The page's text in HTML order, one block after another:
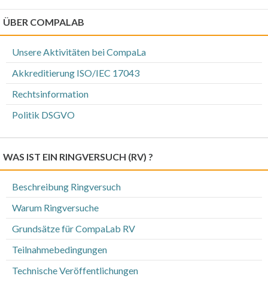
ÜBER COMPALAB
Unsere Aktivitäten bei CompaLa
Akkreditierung ISO/IEC 17043
Rechtsinformation
Politik DSGVO
WAS IST EIN RINGVERSUCH (RV) ?
Beschreibung Ringversuch
Warum Ringversuche
Grundsätze für CompaLab RV
Teilnahmebedingungen
Technische Veröffentlichungen